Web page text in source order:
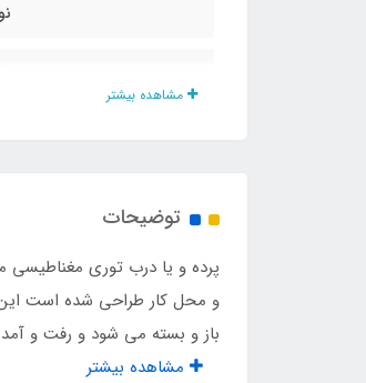
مشاهده بیشتر
توضیحات
پرده و یا درب توری
و محل کار طراحی شده است این
باز و بسته می شود و رفت و
مشاهده بیشتر